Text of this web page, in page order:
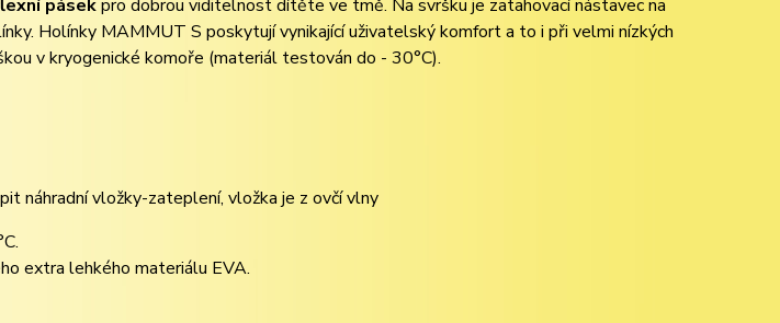
pásekpro dobrou viditelnost dítěte ve tmě. Na svršku je zatahovací nástavec na
Holínky MAMMUT S poskytují vynikající uživatelský komfort a to i při velmi nízkých
v kryogenické komoře (materiál testován do - 30°C).
náhradní vložky-zateplení, vložka je z ovčí vlny
extra lehkého materiálu EVA.